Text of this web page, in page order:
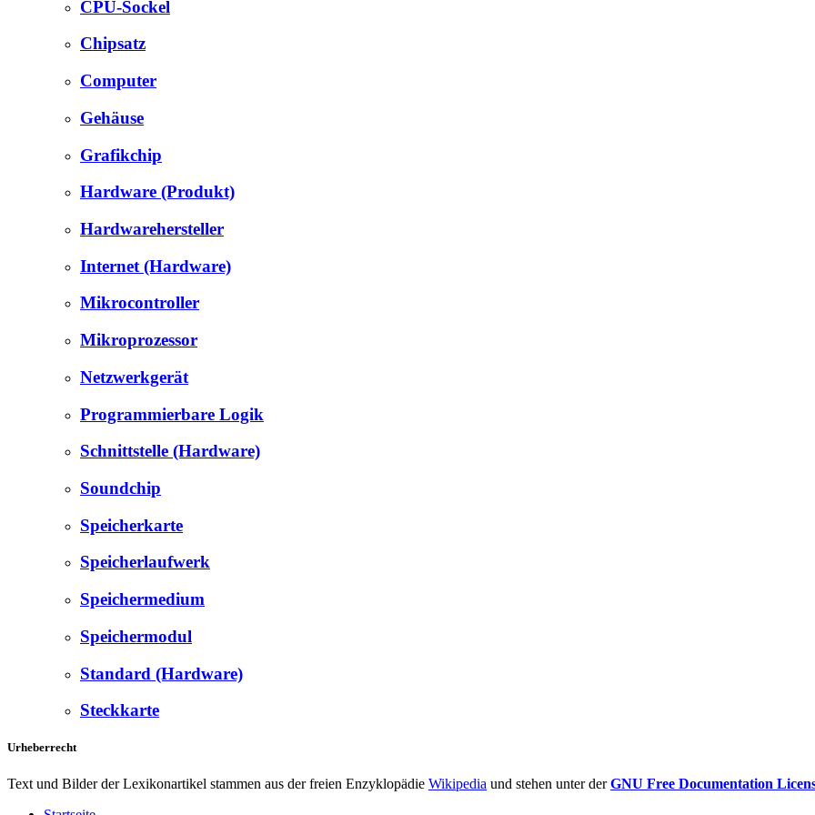
CPU-Sockel
Chipsatz
Computer
Gehäuse
Grafikchip
Hardware (Produkt)
Hardwarehersteller
Internet (Hardware)
Mikrocontroller
Mikroprozessor
Netzwerkgerät
Programmierbare Logik
Schnittstelle (Hardware)
Soundchip
Speicherkarte
Speicherlaufwerk
Speichermedium
Speichermodul
Standard (Hardware)
Steckkarte
Urheberrecht
Text und Bilder der Lexikonartikel stammen aus der freien Enzyklopädie Wikipedia und stehen unter derGNU Free Documentation